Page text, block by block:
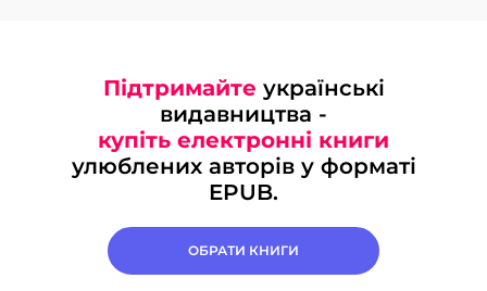
Підтримайте українські
видавництва -
купіть електронні книги
улюблених авторів у форматі
EPUB.
ОБРАТИ КНИГИ